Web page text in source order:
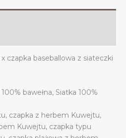
czapka baseballowa z siateczki
bawełna, Siatka 100%
czapka z herbem Kuwejtu,
Kuwejtu, czapka typu